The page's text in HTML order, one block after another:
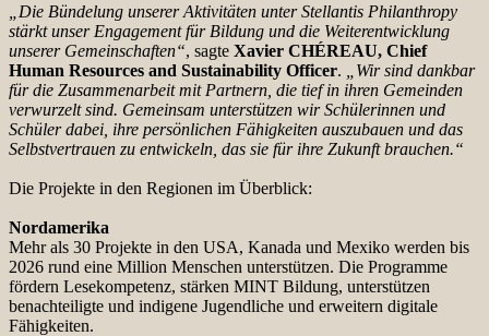
Die Bündelung unserer Aktivitäten unter Stellantis Philanthropy
stärkt unser Engagement für Bildung und die Weiterentwicklung
unserer Gemeinschaften“, sagte Xavier CHÉREAU, Chief
Human Resources and Sustainability Officer.
„Wir sind dankbar
für die Zusammenarbeit mit Partnern, die tief in ihren Gemeinden
verwurzelt sind. Gemeinsam unterstützen wir Schülerinnen und
Schüler dabei, ihre persönlichen Fähigkeiten auszubauen und das
Selbstvertrauen zu entwickeln, das sie für ihre Zukunft brauchen.“
Die Projekte in den Regionen im Überblick:
Nordamerika
Mehr als 30 Projekte in den USA, Kanada und Mexiko werden bis
2026 rund eine Million Menschen unterstützen. Die Programme
fördern Lesekompetenz, stärken MINT Bildung, unterstützen
benachteiligte und indigene Jugendliche und erweitern digitale
Fähigkeiten.